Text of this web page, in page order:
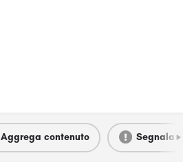
Aggrega contenuto Segnala